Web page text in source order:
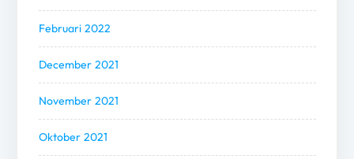
Februari 2022
December 2021
November 2021
Oktober 2021